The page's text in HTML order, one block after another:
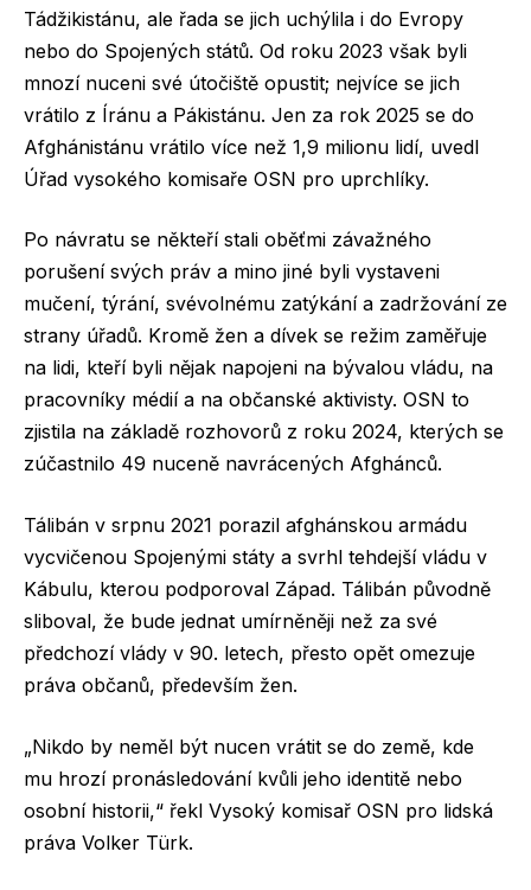
Tádžikistánu, ale řada se jich uchýlila i do Evropy
nebo do Spojených států. Od roku 2023 však byli
mnozí nuceni své útočiště opustit; nejvíce se jich
vrátilo z Íránu a Pákistánu. Jen za rok 2025 se do
Afghánistánu vrátilo více než 1,9 milionu lidí, uvedl
Úřad vysokého komisaře OSN pro uprchlíky.
Po návratu se někteří stali oběťmi závažného
porušení svých práv a mino jiné byli vystaveni
mučení, týrání, svévolnému zatýkání a zadržování ze
strany úřadů. Kromě žen a dívek se režim zaměřuje
na lidi, kteří byli nějak napojeni na bývalou vládu, na
pracovníky médií a na občanské aktivisty. OSN to
zjistila na základě rozhovorů z roku 2024, kterých se
zúčastnilo 49 nuceně navrácených Afghánců.
Tálibán v srpnu 2021 porazil afghánskou armádu
vycvičenou Spojenými státy a svrhl tehdejší vládu v
Kábulu, kterou podporoval Západ. Tálibán původně
sliboval, že bude jednat umírněněji než za své
předchozí vlády v 90. letech, přesto opět omezuje
práva občanů, především žen.
„Nikdo by neměl být nucen vrátit se do země, kde
mu hrozí pronásledování kvůli jeho identitě nebo
osobní historii,“ řekl Vysoký komisař OSN pro lidská
práva Volker Türk.